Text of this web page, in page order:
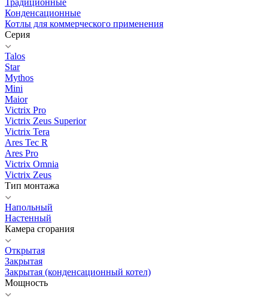
Традиционные
Конденсационные
Котлы для коммерческого применения
Серия
Talos
Star
Mythos
Mini
Maior
Victrix Pro
Victrix Zeus Superior
Victrix Tera
Ares Tec R
Ares Pro
Victrix Omnia
Victrix Zeus
Тип монтажа
Напольный
Настенный
Камера сгорания
Открытая
Закрытая
Закрытая (конденсационный котел)
Мощность